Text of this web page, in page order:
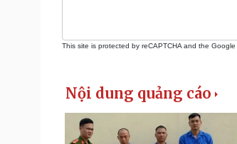
This site is protected by reCAPTCHA and the Google